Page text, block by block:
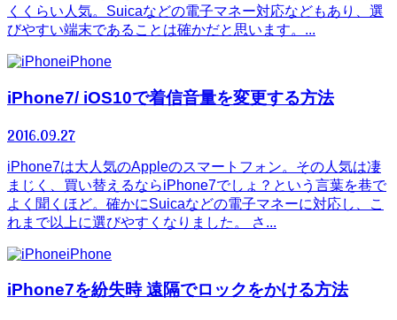
くくらい人気。Suicaなどの電子マネー対応などもあり、選
びやすい端末であることは確かだと思います。...
iPhone
iPhone7/ iOS10で着信音量を変更する方法
2016.09.27
iPhone7は大人気のAppleのスマートフォン。その人気は凄
まじく、買い替えるならiPhone7でしょ？という言葉を巷で
よく聞くほど。確かにSuicaなどの電子マネーに対応し、こ
れまで以上に選びやすくなりました。 さ...
iPhone
iPhone7を紛失時 遠隔でロックをかける方法